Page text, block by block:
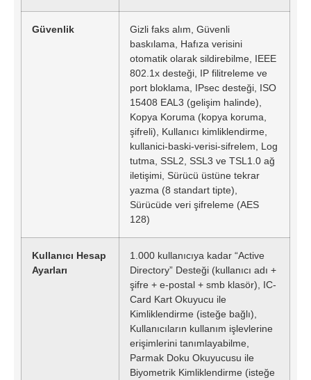
Güvenlik
Gizli faks alım, Güvenli
baskılama, Hafıza verisini
otomatik olarak sildirebilme, IEEE
802.1x desteği, IP filitreleme ve
port bloklama, IPsec desteği, ISO
15408 EAL3 (gelişim halinde),
Kopya Koruma (kopya koruma,
şifreli), Kullanıcı kimliklendirme,
kullanici-baski-verisi-sifrelem, Log
tutma, SSL2, SSL3 ve TSL1.0 ağ
iletişimi, Sürücü üstüne tekrar
yazma (8 standart tipte),
Sürücüde veri şifreleme (AES
128)
Kullanıcı Hesap
Ayarları
1.000 kullanıcıya kadar “Active
Directory” Desteği (kullanıcı adı +
şifre + e-postal + smb klasör), IC-
Card Kart Okuyucu ile
Kimliklendirme (isteğe bağlı),
Kullanıcıların kullanım işlevlerine
erişimlerini tanımlayabilme,
Parmak Doku Okuyucusu ile
Biyometrik Kimliklendirme (isteğe